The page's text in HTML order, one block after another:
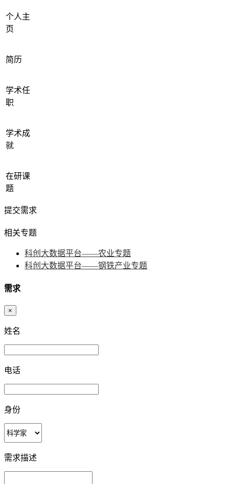
个人主
页
简历
学术任
职
学术成
就
在研课
题
提交需求
相关专题
科创大数据平台——农业专题
科创大数据平台——钢铁产业专题
需求
×
姓名
电话
身份
需求描述